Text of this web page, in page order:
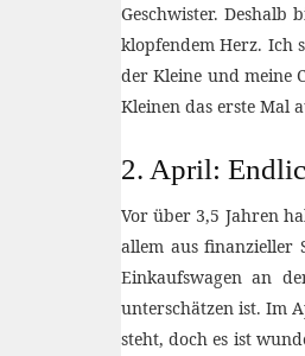
Geschwister.
klopfendem Herz. Ich
der Kleine und meine
Kleinen das erste Mal
2. April:
Vor über 3,5 Jahren
allem aus finanzieller
Einkaufswagen an
unterschätzen ist. Im
steht, doch es ist